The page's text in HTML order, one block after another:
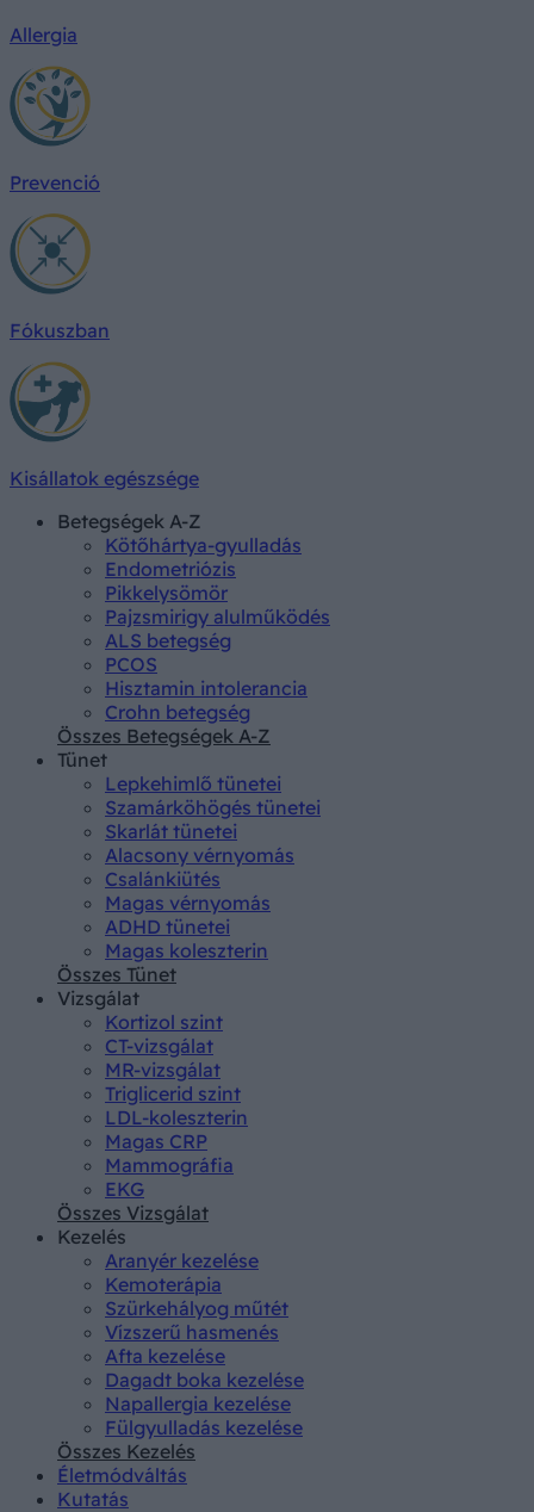
Allergia
Prevenció
Fókuszban
Kisállatok egészsége
Betegségek A-Z
Kötőhártya-gyulladás
Endometriózis
Pikkelysömör
Pajzsmirigy alulműködés
ALS betegség
PCOS
Hisztamin intolerancia
Crohn betegség
Összes Betegségek A-Z
Tünet
Lepkehimlő tünetei
Szamárköhögés tünetei
Skarlát tünetei
Alacsony vérnyomás
Csalánkiütés
Magas vérnyomás
ADHD tünetei
Magas koleszterin
Összes Tünet
Vizsgálat
Kortizol szint
CT-vizsgálat
MR-vizsgálat
Triglicerid szint
LDL-koleszterin
Magas CRP
Mammográfia
EKG
Összes Vizsgálat
Kezelés
Aranyér kezelése
Kemoterápia
Szürkehályog műtét
Vízszerű hasmenés
Afta kezelése
Dagadt boka kezelése
Napallergia kezelése
Fülgyulladás kezelése
Összes Kezelés
Életmódváltás
Kutatás